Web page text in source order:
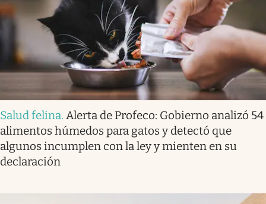
Salud felina. Alerta de Profeco: Gobierno analizó 54
alimentos húmedos para gatos y detectó que
algunos incumplen con la ley y mienten en su
declaración